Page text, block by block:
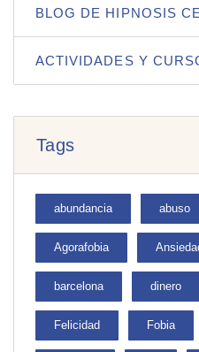
BLOG DE HIPNOSIS
ACTIVIDADES Y
Tags
abundancia abuso
Agorafobia
barcelona dinero
Felicidad Fobia